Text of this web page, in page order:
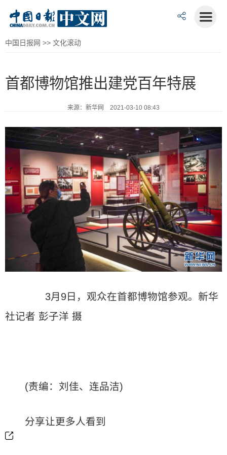
中国日报网 >> 文化滚动
首都博物馆推出建党百年特展
来源：新华网 2021-03-10 08:43
3月9日，观众在首都博物馆参观。新华
社记者 彭子洋 摄
(责编：刘佳、连品洁)
分享让更多人看到